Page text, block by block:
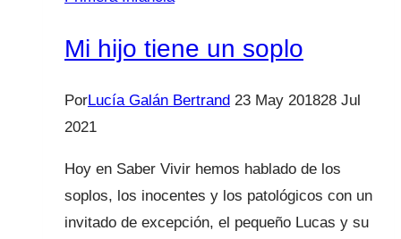
Mi hijo tiene un soplo
PorLucía Galán Bertrand 23 May 201828 Jul
2021
Hoy en Saber Vivir hemos hablado de los
soplos, los inocentes y los patológicos con un
invitado de excepción, el pequeño Lucas y su